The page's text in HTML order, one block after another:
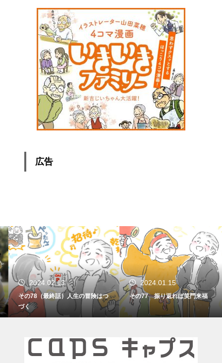
広告
2024.02.13
その78（最終話）人生の冒険はつ
づく
2024.01.15
その77 振り返れば笑門来福